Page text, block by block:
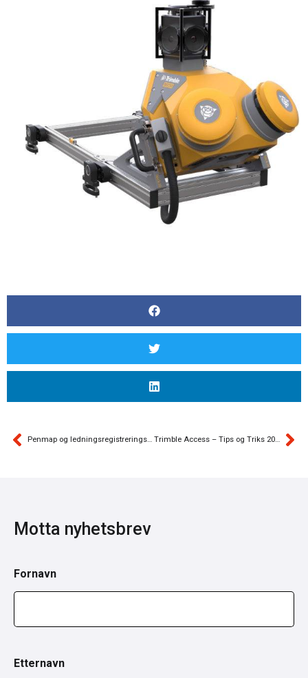
Penmap og ledningsregistreringsforskriften 2022 Trimble Access – Tips og Triks 2022
Motta nyhetsbrev
Fornavn
Etternavn